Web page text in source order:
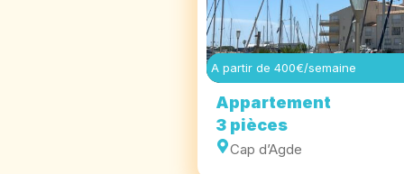
A partir de 400€/semaine
Appartement
3 pièces
Cap d’Agde